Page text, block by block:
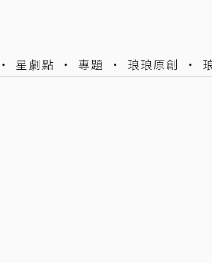
星劇點 專題 琅琅原創